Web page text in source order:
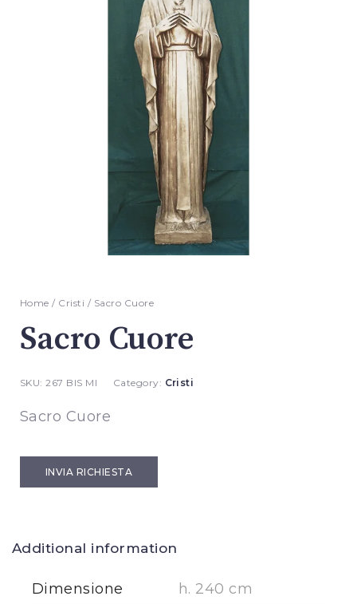
Home / Cristi / Sacro Cuore
Sacro Cuore
SKU:267 BIS MI Category: Cristi
Sacro Cuore
INVIA RICHIESTA
Additional information
Dimensione h. 240 cm